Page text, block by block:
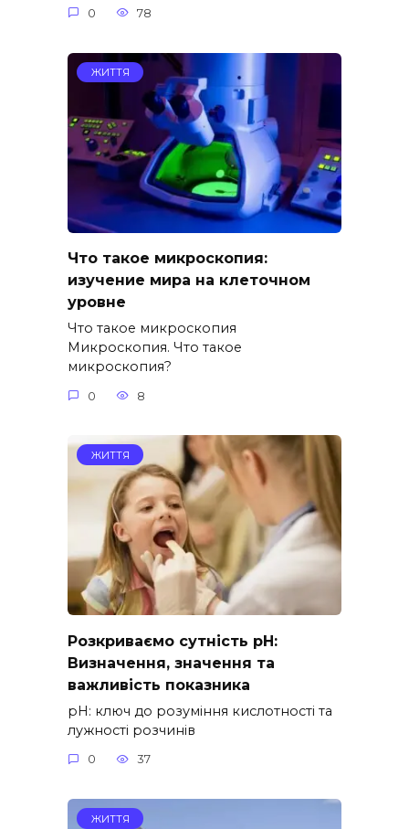
0 78
ЖИТТЯ
Что такое микроскопия:
изучение мира на клеточном
уровне
Что такое микроскопия
Микроскопия. Что такое
микроскопия?
0 8
ЖИТТЯ
Розкриваємо сутність pH:
Визначення, значення та
важливість показника
pH: ключ до розуміння кислотності та
лужності розчинів
0 37
ЖИТТЯ